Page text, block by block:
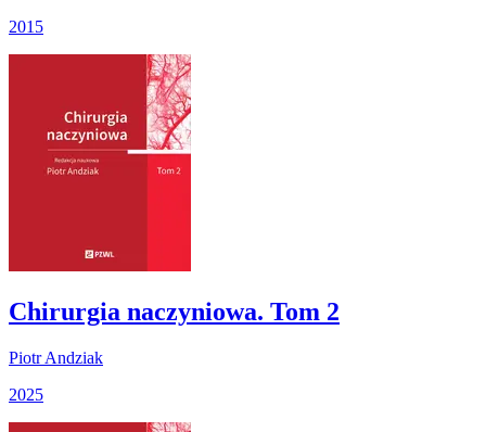
2015
Chirurgia naczyniowa. Tom 2
Piotr Andziak
2025